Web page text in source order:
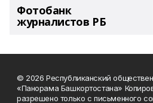
Фотобанк
журналистов РБ
© 2026 Республиканский
«Панорама Башкортостана»
разрешено только с письменного